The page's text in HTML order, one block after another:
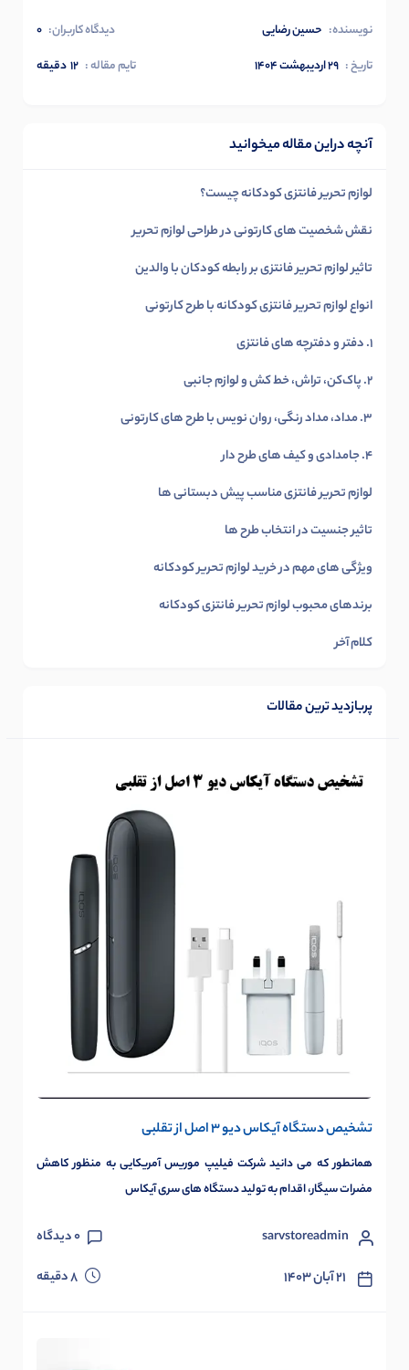
نویسنده: حسین رضایی دیدگاه کاربران: 0
تاریخ : ۲۹ اردیبهشت ۱۴۰۴ تایم مقاله : 12دقیقه
آنچه دراین مقاله میخوانید
لوازم تحریر فانتزی کودکانه چیست؟
نقش شخصیت های کارتونی در طراحی لوازم تحریر
تاثیر لوازم تحریر فانتزی بر رابطه کودکان با والدین
انواع لوازم تحریر فانتزی کودکانه با طرح کارتونی
1. دفتر و دفترچه های فانتزی
2. پاک‌کن، تراش، خط کش و لوازم جانبی
3. مداد، مداد رنگی، روان نویس با طرح های کارتونی
4. جامدادی و کیف های طرح دار
لوازم تحریر فانتزی مناسب پیش دبستانی ها
تاثیر جنسیت در انتخاب طرح ها
ویژگی های مهم در خرید لوازم تحریر کودکانه
برندهای محبوب لوازم تحریر فانتزی کودکانه
کلام آخر
پربازدید ترین مقالات
تشخیص دستگاه آیکاس دیو 3 اصل از تقلبی
همانطور که می دانید شرکت فیلیپ موریس آمریکایی به منظور کاهش
مضرات سیگار، اقدام به تولید دستگاه های سری آیکاس
sarvstoreadmin
0دیدگاه
۲۱ آبان ۱۴۰۳ 8دقیقه